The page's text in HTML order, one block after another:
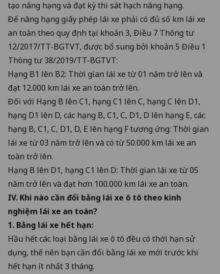
tạo nâng hạng và đạt kỳ thi sát hạch nâng hạng.
Để nâng hạng giấy phép lái xe phải có đủ số km lái xe
an toàn theo quy định tại khoản 3, Điều 7 Thông tư
12/2017/TT-BGTVT, được bổ sung bởi khoản 5 Điều 1
Thông tư 38/2019/TT-BGTVT:
Hạng B1 lên B2: Thời gian lái xe từ 01 năm trở lên và
đạt 12.000 km lái xe an toàn trở lên.
Đối với Hạng B lên C1, hạng C1 lên C, hạng C lên D1,
hạng D1 lên D, các hạng B, C1, C, D1, D lên hạng E, các
hạng B, C1, C, D1, D, E lên hạng F tương ứng: Thời gian
lái xe từ 03 năm trở lên và có từ 50.000 km lái xe an
toàn trở lên.
Hạng B lên D1, hạng C1 lên D: Thời gian lái xe từ 05
năm trở lên và đạt hơn 100.000 km lái xe an toàn.
IV. Khi nào cần đổi bằng lái xe ô tô theo kinh
nghiệm lái xe an toàn?
1. Bằng lái xe hết hạn:
Hầu hết các loại bằng lái xe ô tô đều có thời hạn sử
dụng, thế nên bạn cần đổi bằng lái xe mới trước khi
hết hạn ít nhất 3 tháng.